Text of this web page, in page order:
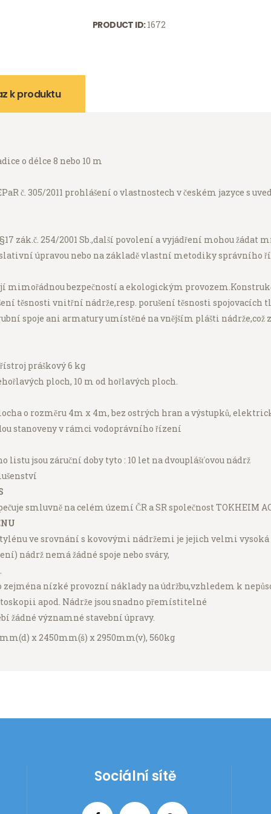
PRODUCT ID:1672
k produktu
o délce 8 nebo 10 m
č. 305/2011 prohlášení o vlastnostech v českém jazyce s
zák.č. 254/2001 Sb.,další povolení a vyjádření mohou žádat
úpravou nebo na základě vlastní metodiky správního
mimořádnou bezpečností a ekologickým
těsnosti vnitřní nádrže,resp. porušení těsnosti spojovacích
spoje ani armatury umístěné na vnějším plášti
práškový 6 kg
ploch, 10 m od hořlavých ploch.
o rozměru 4m x 4m, bez ostrých hran a výstupků,
stanoveny v rámci vodoprávního řízení
listu jsou záruční doby tyto : 10 let na dvouplášťovou nádrž
smluvně na celém území ČR a SR společnost TOKHEIM
ve srovnání s kovovými nádržemi je jejich velmi
nádrž nemá žádné spoje nebo sváry,
nízké provozní náklady na údržbu,vzhledem k
apod. Nádrže jsou snadno přemístitelné
žádné významné stavební úpravy.
x 2450mm(š) x 2950mm(v), 560kg
Sociální sítě